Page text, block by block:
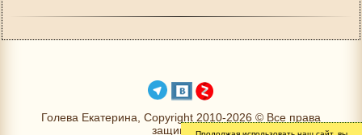
Голева Екатерина, Copyright 2010-2026 © Все права
защищены